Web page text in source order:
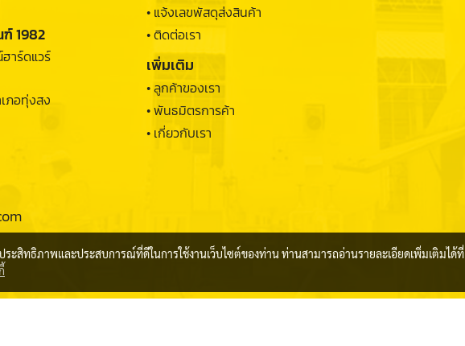
1982
าร์ดแวร์
ภอทุ่งสง
• แจ้งเลขพัสดุส่งสินค้า
• ติดต่อเรา
เพิ่มเติม
• ลูกค้าของเรา
• พันธมิตรการค้า
• เกี่ยวกับเรา
ระสิทธิภาพและประสบการณ์ที่ดีในการใช้งานเว็บไซต์ของท่าน ท่านสามารถอ่านรายละเอียดเพิ่มเติมได้ที่